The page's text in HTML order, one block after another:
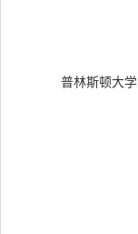
普林斯顿大学